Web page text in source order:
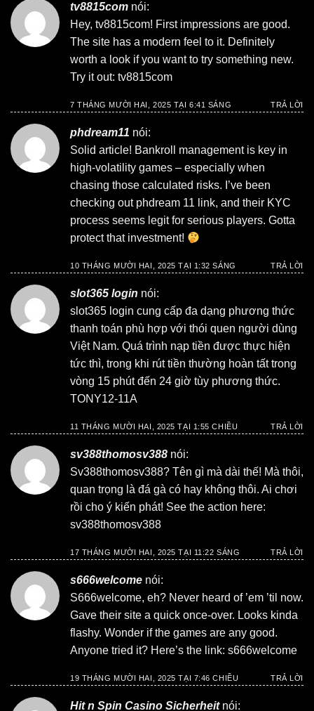
tv8815com nói:
Hey, tv8815com! First impressions are good.
The site has a modern feel to it. Definitely
worth a look if you want to try something new.
Try it out: tv8815com
7 THÁNG MƯỜI HAI, 2025 TẠI 6:41 SÁNG TRẢ LỜI
phdream11 nói:
Solid article! Bankroll management is key in
high-volatility games – especially when
chasing those calculated risks. I’ve been
checking out phdream 11 link, and their KYC
process seems legit for serious players. Gotta
protect that investment!
10 THÁNG MƯỜI HAI, 2025 TẠI 1:32 SÁNG TRẢ LỜI
slot365 login nói:
slot365 login cung cấp đa dạng phương thức
thanh toán phù hợp với thói quen người dùng
Việt Nam. Quá trình nạp tiền được thực hiện
tức thì, trong khi rút tiền thường hoàn tất trong
vòng 15 phút đến 24 giờ tùy phương thức.
TONY12-11A
11 THÁNG MƯỜI HAI, 2025 TẠI 1:55 CHIỀU TRẢ LỜI
sv388thomosv388 nói:
Sv388thomosv388? Tên gì mà dài thế! Mà thôi,
quan trọng là đá gà có hay không thôi. Ai chơi
rồi cho ý kiến phát! See the action here:
sv388thomosv388
17 THÁNG MƯỜI HAI, 2025 TẠI 11:22 SÁNG TRẢ LỜI
s666welcome nói:
S666welcome, eh? Never heard of ’em ’til now.
Gave their site a quick once-over. Looks kinda
flashy. Wonder if the games are any good.
Anyone tried it? Here’s the link: s666welcome
19 THÁNG MƯỜI HAI, 2025 TẠI 7:46 CHIỀU TRẢ LỜI
Hit n Spin Casino Sicherheit nói: